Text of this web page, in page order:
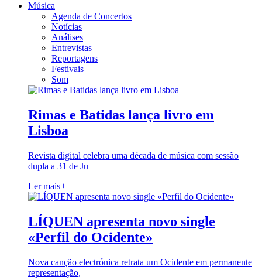
Música
Agenda de Concertos
Notícias
Análises
Entrevistas
Reportagens
Festivais
Som
Rimas e Batidas lança livro em
Lisboa
Revista digital celebra uma década de música com sessão
dupla a 31 de Ju
Ler mais+
LÍQUEN apresenta novo single
«Perfil do Ocidente»
Nova canção electrónica retrata um Ocidente em permanente
representação,